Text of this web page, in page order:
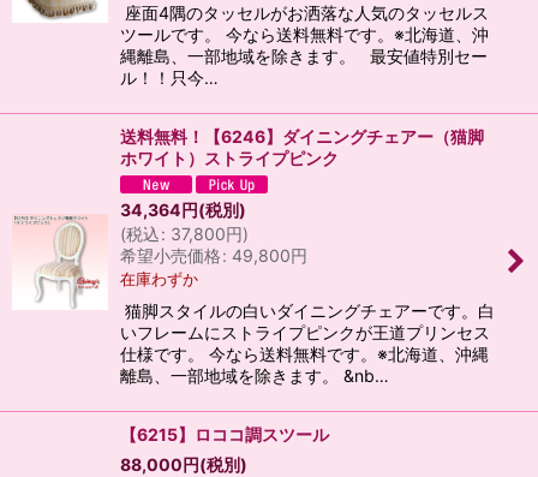
座面4隅のタッセルがお洒落な人気のタッセルス
ツールです。 今なら送料無料です。※北海道、沖
縄離島、一部地域を除きます。 最安値特別セー
ル！！只今…
送料無料！【6246】ダイニングチェアー（猫脚
ホワイト）ストライプピンク
34,364円(税別)
(税込: 37,800円)
希望小売価格: 49,800円
在庫わずか
猫脚スタイルの白いダイニングチェアーです。白
いフレームにストライプピンクが王道プリンセス
仕様です。 今なら送料無料です。※北海道、沖縄
離島、一部地域を除きます。 &nb…
【6215】ロココ調スツール
88,000円(税別)